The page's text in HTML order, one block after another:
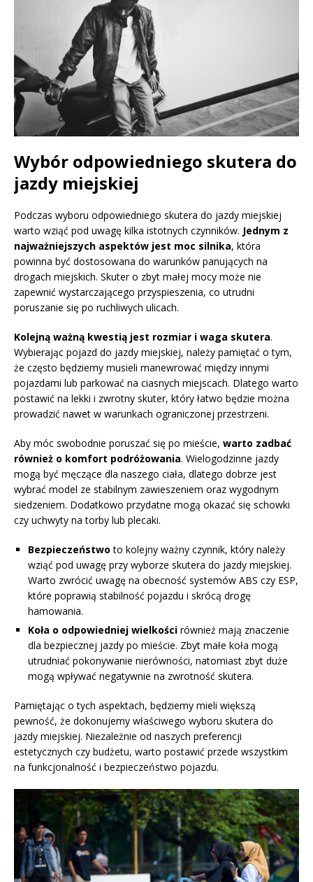
Wybór odpowiedniego skutera do
jazdy miejskiej
Podczas wyboru odpowiedniego skutera do jazdy miejskiej
warto wziąć pod uwagę kilka istotnych czynników. Jednym z
najważniejszych aspektów jest moc silnika, która
powinna być dostosowana do warunków panujących na
drogach miejskich. Skuter o zbyt małej mocy może nie
zapewnić wystarczającego przyspieszenia, co utrudni
poruszanie się po ruchliwych ulicach.
Kolejną ważną kwestią jest rozmiar i waga skutera.
Wybierając pojazd do jazdy miejskiej, należy pamiętać o tym,
że często będziemy musieli manewrować między innymi
pojazdami lub parkować na ciasnych miejscach. Dlatego warto
postawić na lekki i zwrotny skuter, który łatwo będzie można
prowadzić nawet w warunkach ograniczonej przestrzeni.
Aby móc swobodnie poruszać się po mieście, warto zadbać
również o komfort podróżowania. Wielogodzinne jazdy
mogą być męczące dla naszego ciała, dlatego dobrze jest
wybrać model ze stabilnym zawieszeniem oraz wygodnym
siedzeniem. Dodatkowo przydatne mogą okazać się schowki
czy uchwyty na torby lub plecaki.
Bezpieczeństwo to kolejny ważny czynnik, który należy
wziąć pod uwagę przy wyborze skutera do jazdy miejskiej.
Warto zwrócić uwagę na obecność systemów ABS czy ESP,
które poprawią stabilność pojazdu i skrócą drogę
hamowania.
Koła o odpowiedniej wielkości również mają znaczenie
dla bezpiecznej jazdy po mieście. Zbyt małe koła mogą
utrudniać pokonywanie nierówności, natomiast zbyt duże
mogą wpływać negatywnie na zwrotność skutera.
Pamiętając o tych aspektach, będziemy mieli większą
pewność, że dokonujemy właściwego wyboru skutera do
jazdy miejskiej. Niezależnie od naszych preferencji
estetycznych czy budżetu, warto postawić przede wszystkim
na funkcjonalność i bezpieczeństwo pojazdu.